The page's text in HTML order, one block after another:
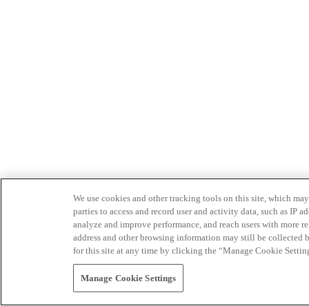
We use cookies and other tracking tools on this site, which
parties to access and record user and activity data, such as IP
analyze and improve performance, and reach users with
address and other browsing information may still be collected
for this site at any time by clicking the “Manage Cookie
Manage Cookie Settings